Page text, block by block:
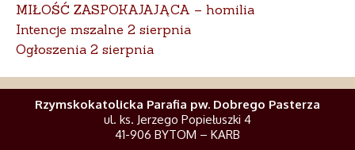
MIŁOŚĆ ZASPOKAJAJĄCA – homilia
Intencje mszalne 2 sierpnia
Ogłoszenia 2 sierpnia
Rzymskokatolicka Parafia pw. Dobrego Pasterza
ul. ks. Jerzego Popiełuszki 4
41-906 BYTOM – KARB